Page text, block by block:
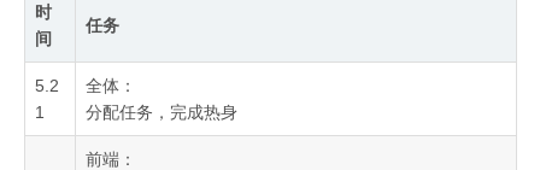
时
间
任务
5.2
1
全体：
分配任务，完成热身
前端：